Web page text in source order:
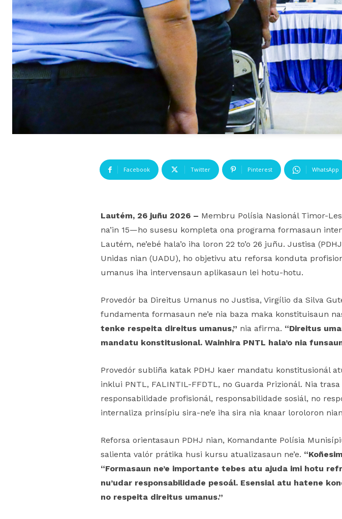
Facebook Twitter Pinterest WhatsApp
Lautém, 26 juñu 2026 – Membru Polísia Nasionál Timor-
na’in 15—ho susesu kompleta ona programa formasaun
Lautém, ne’ebé hala’o iha loron 22 to’o 26 juñu. Justisa
Unidas nian (UADU), ho objetivu atu reforsa konduta
umanus iha intervensaun aplikasaun lei hotu-hotu.
Provedór ba Direitus Umanus no Justisa, Virgílio da Silva
fundamenta formasaun ne’e nia baza maka konstituisaun
tenke respeita direitus umanus,” nia afirma. “Direitus
mandatu konstitusional. Wainhira PNTL hala’o nia
Provedór subliña katak PDHJ kaer mandatu konstitusionál
inklui PNTL, FALINTIL-FFDTL, no Guarda Prizionál. Nia
responsabilidade profisionál, responsabilidade sosiál, no
internaliza prinsípiu sira-ne’e iha sira nia knaar loroloron
Reforsa orientasaun PDHJ nian, Komandante Polísia
salienta valór prátika husi kursu atualizasaun ne’e.
“Formasaun ne’e importante tebes atu ajuda imi hotu
nu’udar responsabilidade pesoál. Esensial atu hatene
no respeita direitus umanus.”